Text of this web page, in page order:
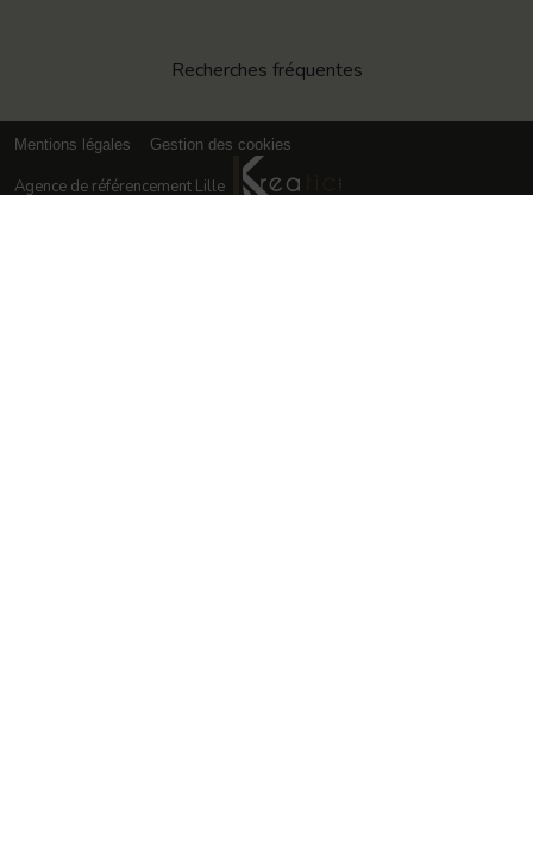
Recherches fréquentes
Mentions légales Gestion des cookies
Agence de référencement Lille